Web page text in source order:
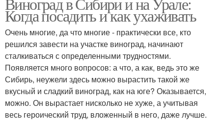
Когда посадить и как ухаживать
Очень многие, да что многие - практически все, кто
решился завести на участке виноград, начинают
сталкиваться с определенными трудностями.
Появляется много вопросов: а что, а как, ведь это же
Сибирь, неужели здесь можно вырастить такой же
вкусный и сладкий виноград, как на юге? Оказывается,
можно. Он вырастает нисколько не хуже, а учитывая
весь героический труд, вложенный в него, даже лучше.